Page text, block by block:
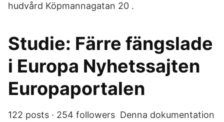
hudvård Köpmannagatan 20 .
Studie: Färre fängslade
i Europa Nyhetssajten
Europaportalen
122 posts · 254 followers Denna dokumentation